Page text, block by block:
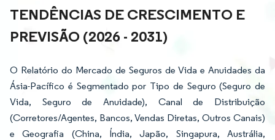
TENDÊNCIAS DE CRESCIMENTO E
PREVISÃO (2026 - 2031)
O Relatório do Mercado de Seguros de Vida e Anuidades da
Ásia-Pacífico é Segmentado por Tipo de Seguro (Seguro de
Vida, Seguro de Anuidade), Canal de Distribuição
(Corretores/Agentes, Bancos, Vendas Diretas, Outros Canais)
e Geografia (China, Índia, Japão, Singapura, Austrália,